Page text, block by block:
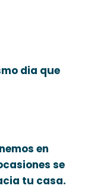
dia que
en
se
tu casa.